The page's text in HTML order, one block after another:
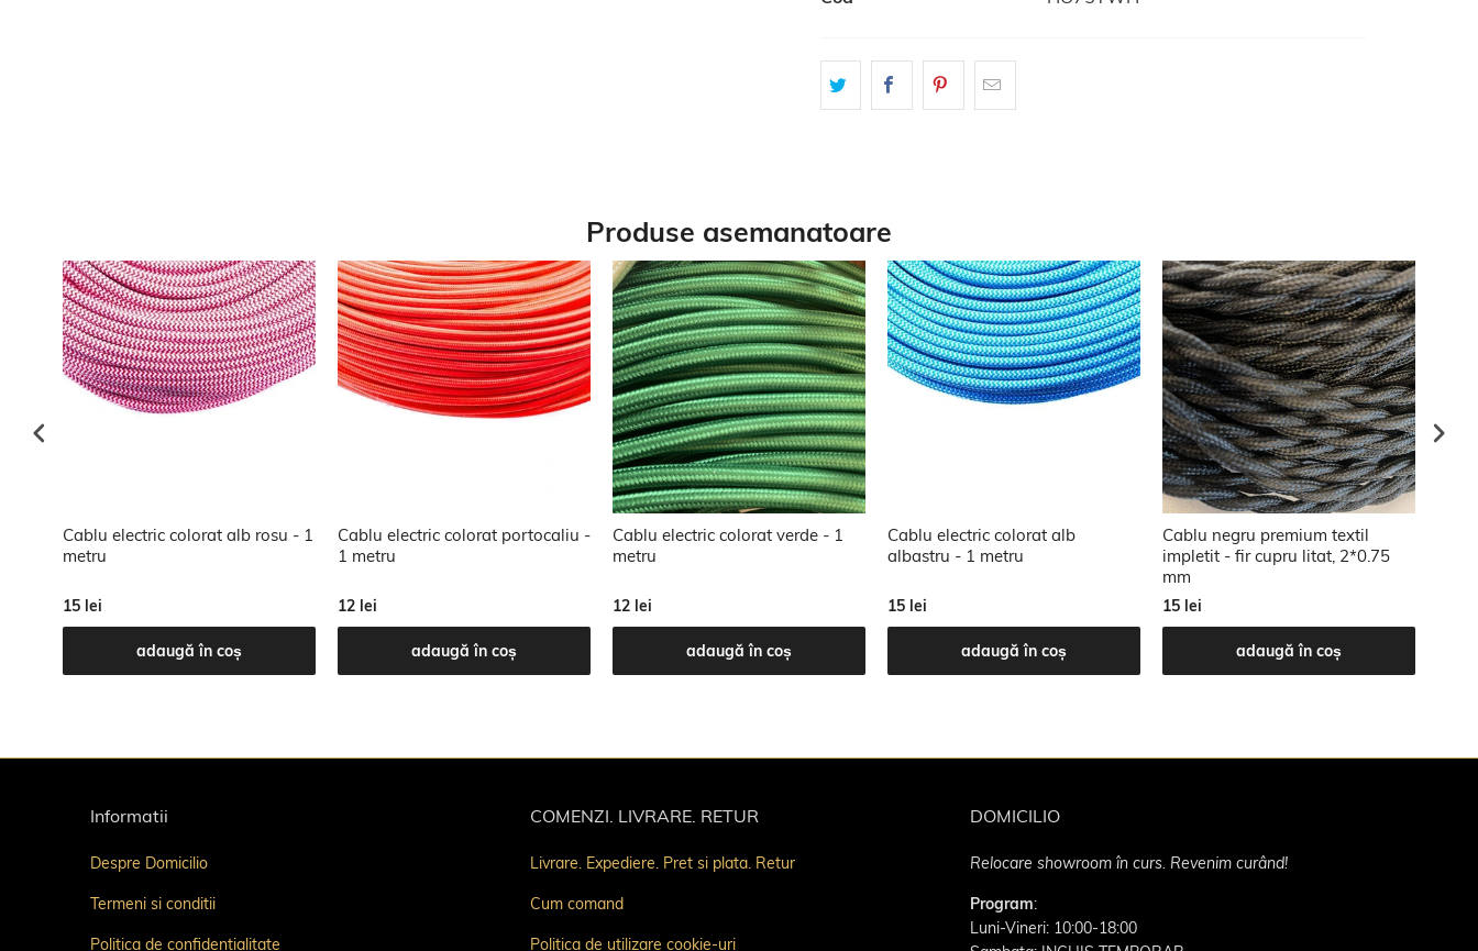
Produse asemanatoare
Cablu electric colorat alb rosu - 1
metru
15 lei
adaugă în coș
Cablu electric colorat portocaliu -
1 metru
12 lei
adaugă în coș
Cablu electric colorat verde - 1
metru
12 lei
adaugă în coș
Cablu electric colorat alb
albastru - 1 metru
15 lei
adaugă în coș
Cablu negru premium textil
impletit - fir cupru litat, 2*0.75
mm
15 lei
adaugă în coș
Informatii
Despre Domicilio
Termeni si conditii
Politica de confidentialitate
COMENZI. LIVRARE. RETUR
Livrare. Expediere. Pret si plata. Retur
Cum comand
Politica de utilizare cookie-uri
DOMICILIO
Relocare showroom în curs. Revenim curând!
Program:
Luni-Vineri: 10:00-18:00